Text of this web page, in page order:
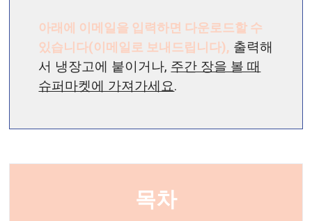
아래에 이메일을 입력하면 다운로드할 수
있습니다(이메일로 보내드립니다), 출력해
서 냉장고에 붙이거나, 주간 장을 볼 때
슈퍼마켓에 가져가세요.
목차